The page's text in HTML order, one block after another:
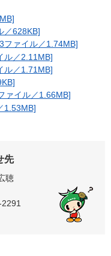
／628KB]
ファイル／1.74MB]
ル／2.11MB]
ル／1.71MB]
ァイル／1.66MB]
1.53MB]
先
聴